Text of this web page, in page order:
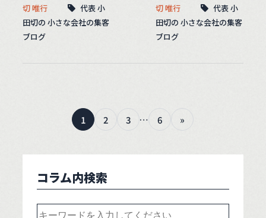
切 唯行
代表 小
田切の 小さな会社の集客
ブログ
切 唯行
代表 小
田切の 小さな会社の集客
ブログ
1 2 3 … 6 »
コラム内検索